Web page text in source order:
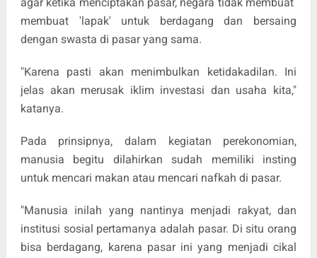
membuat 'lapak' untuk berdagang dan bersaing
dengan swasta di pasar yang sama.
"Karena pasti akan menimbulkan ketidakadilan. Ini
jelas akan merusak iklim investasi dan usaha kita,"
katanya.
Pada prinsipnya, dalam kegiatan perekonomian,
manusia begitu dilahirkan sudah memiliki insting
untuk mencari makan atau mencari nafkah di pasar.
"Manusia inilah yang nantinya menjadi rakyat, dan
institusi sosial pertamanya adalah pasar. Di situ orang
bisa berdagang, karena pasar ini yang menjadi cikal